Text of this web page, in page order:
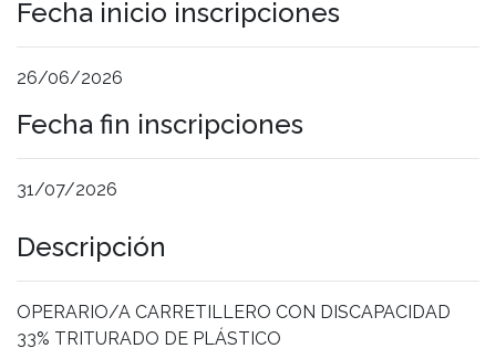
Fecha inicio inscripciones
26/06/2026
Fecha fin inscripciones
31/07/2026
Descripción
OPERARIO/A CARRETILLERO CON DISCAPACIDAD
33% TRITURADO DE PLÁSTICO